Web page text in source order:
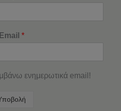
Email *
ενημερωτικά email!